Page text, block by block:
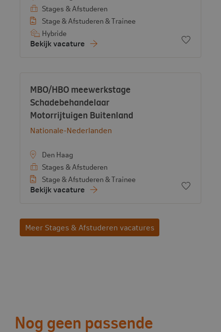
Voeg toe
Stages & Afstuderen
Stage & Afstuderen & Trainee
Hybride
Bekijk vacature
Vacature:
MBO/HBO meewerkstage
Schadebehandelaar
Motorrijtuigen Buitenland
Voeg toe
Bekijk bedrijf:
Nationale-Nederlanden
Den Haag
Stages & Afstuderen
Stage & Afstuderen & Trainee
Bekijk vacature
Meer Stages & Afstuderen vacatures
Nog geen passende